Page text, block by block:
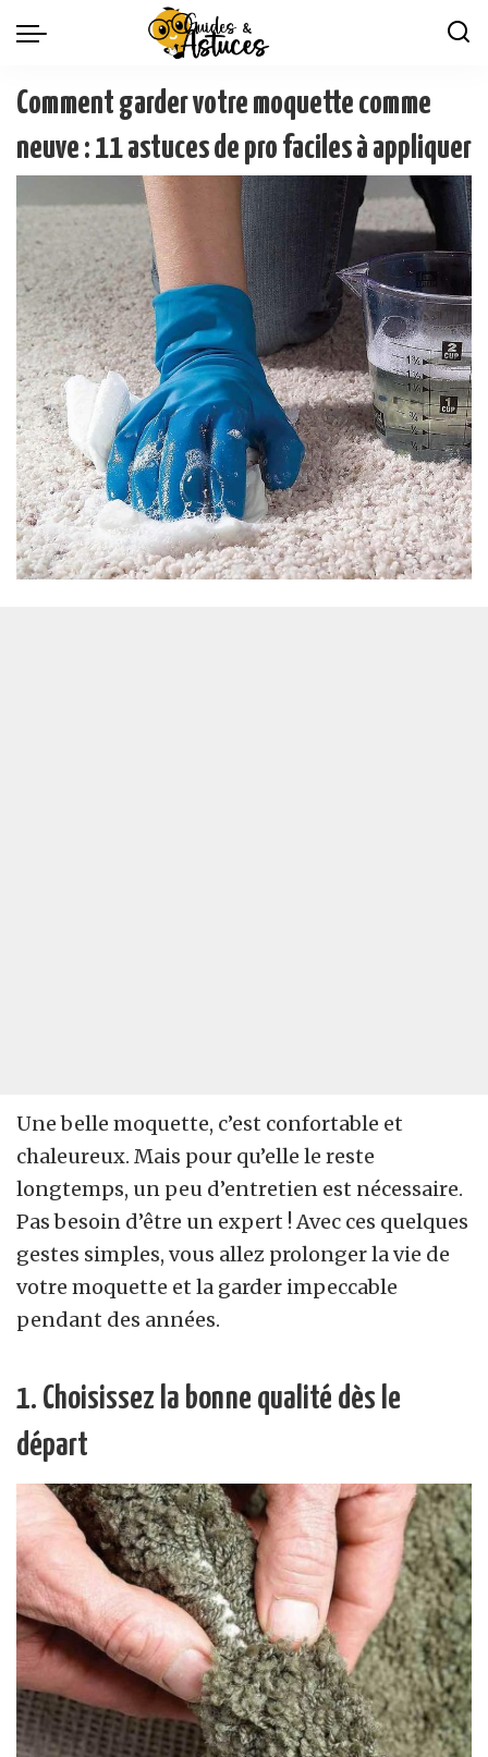
Comment garder votre moquette comme
neuve : 11 astuces de pro faciles à appliquer
Une belle moquette, c’est confortable et
chaleureux. Mais pour qu’elle le reste
longtemps, un peu d’entretien est nécessaire.
Pas besoin d’être un expert ! Avec ces quelques
gestes simples, vous allez prolonger la vie de
votre moquette et la garder impeccable
pendant des années.
1. Choisissez la bonne qualité dès le
départ